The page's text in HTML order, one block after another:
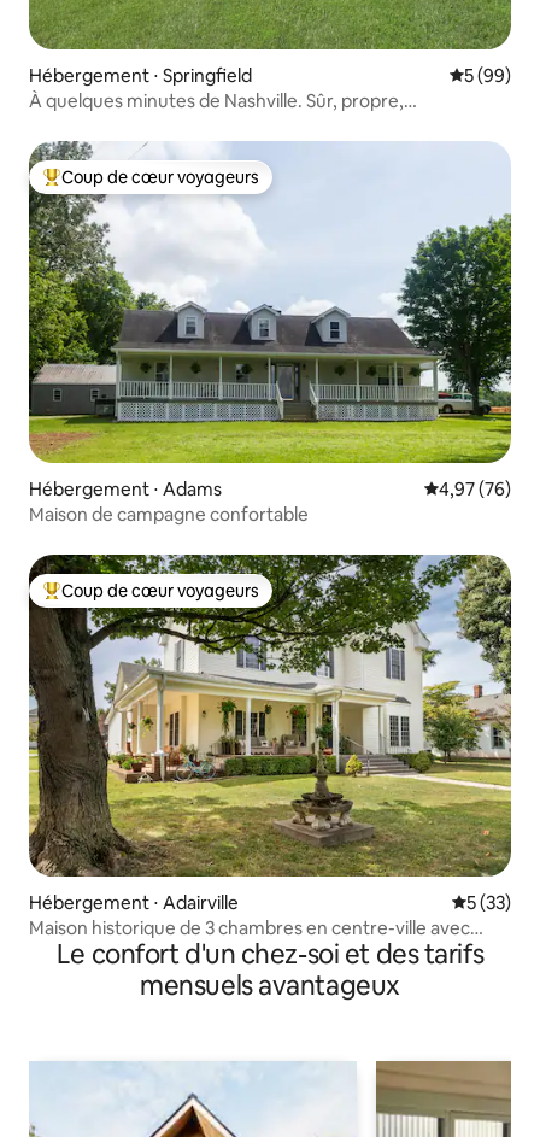
Hébergement ⋅ Springfield
5 (99)
À quelques minutes de Nashville. Sûr, propre,
Coups de cœur voyageurs les plus appréciés
Coup de cœur voyageurs
Hébergement ⋅ Adams Évaluation
4,97 (76)
Maison de campagne confortable
Coups de cœur voyageurs les plus appréciés
Coup de cœur voyageurs
Hébergement ⋅ Adairville
5 (33)
Maison historique de 3 chambres en centre-ville avec
véranda + billard
Le confort d'un chez-soi et des tarifs
mensuels avantageux